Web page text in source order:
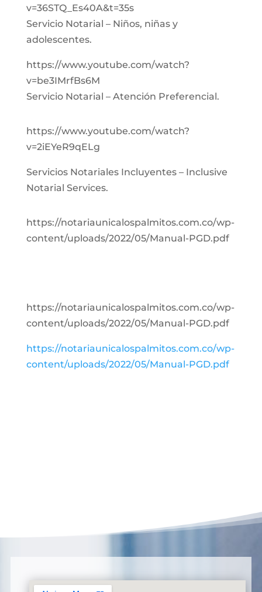
v=36STQ_Es40A&t=35s
Servicio Notarial – Niños, niñas y
adolescentes.
https://www.youtube.com/watch?
v=be3IMrfBs6M
Servicio Notarial – Atención Preferencial.
https://www.youtube.com/watch?
v=2iEYeR9qELg
Servicios Notariales Incluyentes – Inclusive
Notarial Services.
https://notariaunicalospalmitos.com.co/wp-
content/uploads/2022/05/Manual-PGD.pdf
https://notariaunicalospalmitos.com.co/wp-
content/uploads/2022/05/Manual-PGD.pdf
https://notariaunicalospalmitos.com.co/wp-
content/uploads/2022/05/Manual-PGD.pdf